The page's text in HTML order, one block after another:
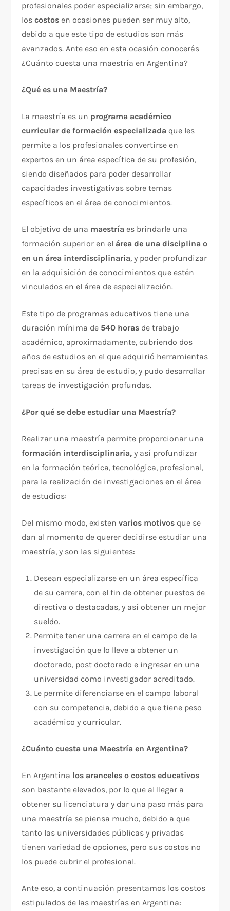
profesionales poder especializarse; sin embargo,
loscostos en ocasiones pueden ser muy alto,
debido a que este tipo de estudios son más
avanzados. Ante eso en esta ocasión conocerás
¿Cuánto cuesta una maestría en Argentina?
¿Qué es una Maestría?
La maestría es un programa académico
curricular de formación especializada que les
permite a los profesionales convertirse en
expertos en un área específica de su profesión,
siendo diseñados para poder desarrollar
capacidades investigativas sobre temas
específicos en el área de conocimientos.
El objetivo de una maestríaes brindarle una
formación superior en el área de una disciplina o
en un área interdisciplinaria, y poder profundizar
en la adquisición de conocimientos que estén
vinculados en el área de especialización.
Este tipo de programas educativos tiene una
duración mínima de 540 horas de trabajo
académico, aproximadamente, cubriendo dos
años de estudios en el que adquirió herramientas
precisas en su área de estudio, y pudo desarrollar
tareas de investigación profundas.
¿Por qué se debe estudiar una Maestría?
Realizar una maestría permite proporcionar una
formación interdisciplinaria, y así profundizar
en la formación teórica, tecnológica, profesional,
para la realización de investigaciones en el área
de estudios:
Del mismo modo, existenvarios motivos que se
dan al momento de querer decidirse estudiar una
maestría, y son las siguientes:
Desean especializarse en un área específica
de su carrera, con el fin de obtener puestos de
directiva o destacadas, y así obtener un mejor
sueldo.
Permite tener una carrera en el campo de la
investigación que lo lleve a obtener un
doctorado, post doctorado e ingresar en una
universidad como investigador acreditado.
Le permite diferenciarse en el campo laboral
con su competencia, debido a que tiene peso
académico y curricular.
¿Cuánto cuesta una Maestría en Argentina?
En Argentina los aranceles o costos educativos
son bastante elevados, por lo que al llegar a
obtener su licenciatura y dar una paso más para
una maestría se piensa mucho, debido a que
tanto las universidades públicas y privadas
tienen variedad de opciones, pero sus costos no
los puede cubrir el profesional.
Ante eso, a continuación presentamos los costos
estipulados de las maestrías en Argentina: